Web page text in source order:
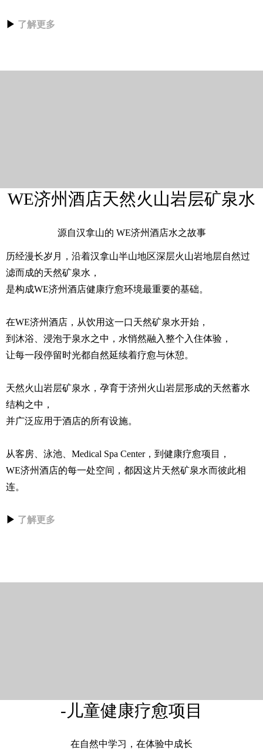
▶ 了解更多
WE济州酒店天然火山岩层矿泉水
源自汉拿山的 WE济州酒店水之故事
历经漫长岁月，沿着汉拿山半山地区深层火山岩地层自然过
滤而成的天然矿泉水，
是构成WE济州酒店健康疗愈环境最重要的基础。
在WE济州酒店，从饮用这一口天然矿泉水开始，
到沐浴、浸泡于泉水之中，水悄然融入整个入住体验，
让每一段停留时光都自然延续着疗愈与休憩。
天然火山岩层矿泉水，孕育于济州火山岩层形成的天然蓄水
结构之中，
并广泛应用于酒店的所有设施。
从客房、泳池、Medical Spa Center，到健康疗愈项目，
WE济州酒店的每一处空间，都因这片天然矿泉水而彼此相
连。
▶ 了解更多
-儿童健康疗愈项目
在自然中学习，在体验中成长